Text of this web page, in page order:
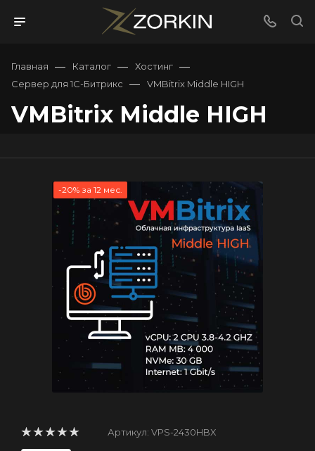
Главная — Каталог — Хостинг —
Сервер для 1С-Битрикс — VMBitrix Middle HIGH
VMBitrix Middle HIGH
-20% за 12 мес.
Артикул: VPS-2430HBX